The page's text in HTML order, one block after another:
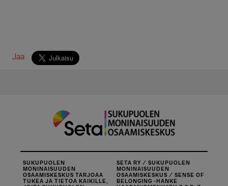
Jaa
SUKUPUOLEN
MONINAISUUDEN
OSAAMISKESKUS TARJOAA
TUKEA JA TIETOA KAIKILLE,
SETA RY / SUKUPUOLEN
MONINAISUUDEN
OSAAMISKESKUS / SENSE OF
BELONGING -HANKE